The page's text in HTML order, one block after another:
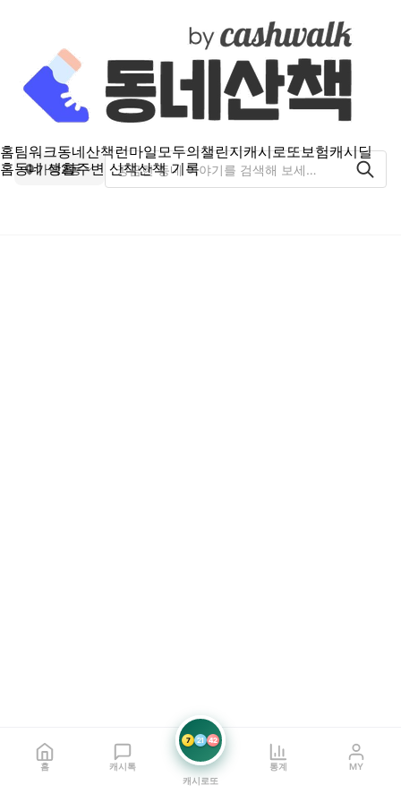
홈팀워크동네산책런마일모두의챌린지캐시로또보험캐시딜
홈동네 생활주변 산책산책 기록
가락2동
홈 캐시톡
7 21 42
캐시로또
통계 MY